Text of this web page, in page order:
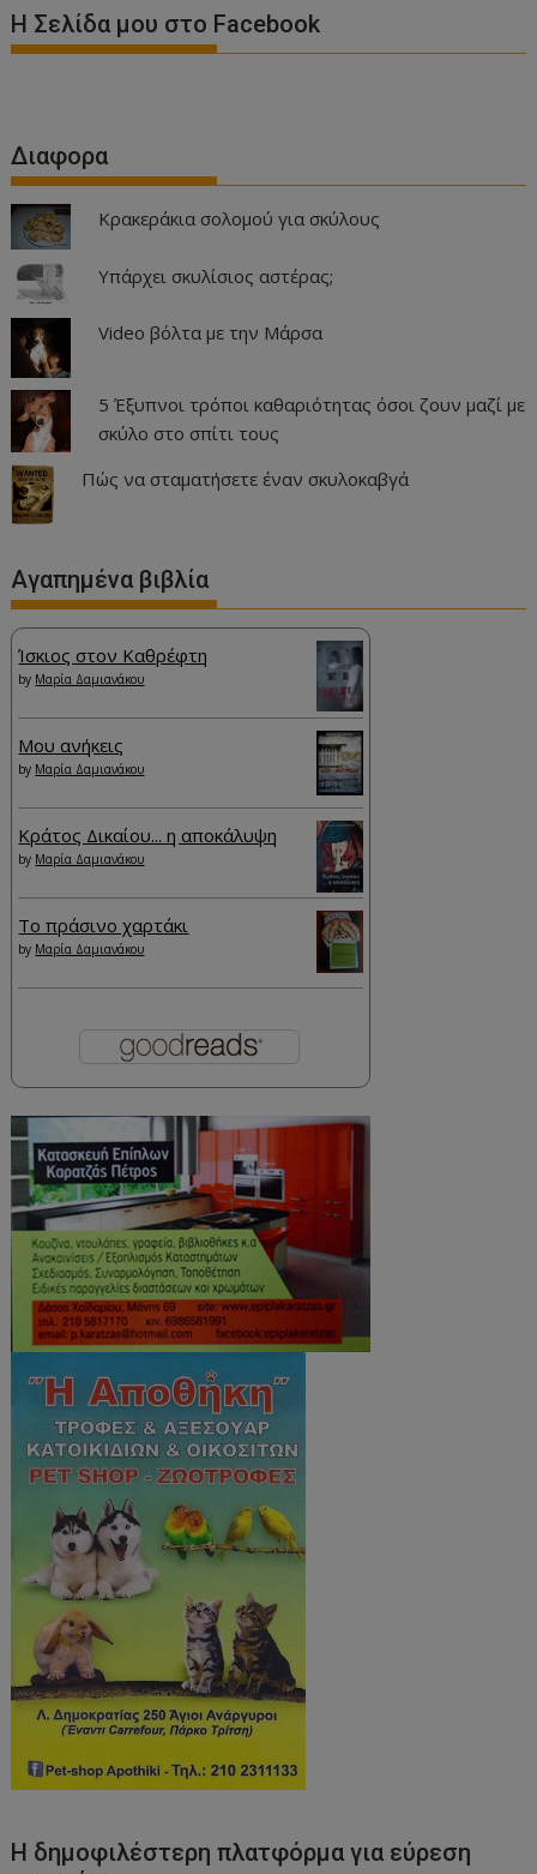
Η Σελίδα μου στο Facebook
Διαφορα
Κρακεράκια σολομού για σκύλους
Υπάρχει σκυλίσιος αστέρας;
Video βόλτα με την Μάρσα
5 Έξυπνοι τρόποι καθαριότητας όσοι ζουν μαζί με
σκύλο στο σπίτι τους
Πώς να σταματήσετε έναν σκυλοκαβγά
Αγαπημένα βιβλία
Ίσκιος στον Καθρέφτη
by Μαρία Δαμιανάκου
Μου ανήκεις
by Μαρία Δαμιανάκου
Κράτος Δικαίου... η αποκάλυψη
by Μαρία Δαμιανάκου
Το πράσινο χαρτάκι
by Μαρία Δαμιανάκου
Η δημοφιλέστερη πλατφόρμα για εύρεση